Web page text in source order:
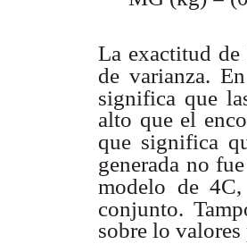
La exactitud
de varianza.
significa que
alto que el
que significa
generada no fue
modelo de
conjunto.
sobre lo